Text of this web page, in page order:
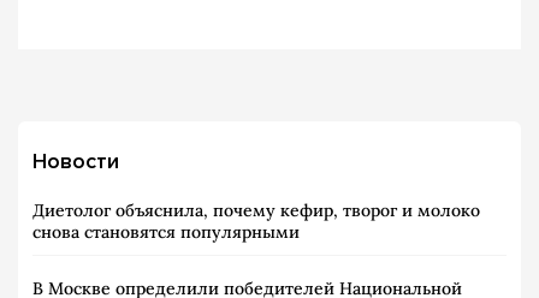
Новости
Диетолог объяснила, почему кефир, творог и молоко
снова становятся популярными
В Москве определили победителей Национальной